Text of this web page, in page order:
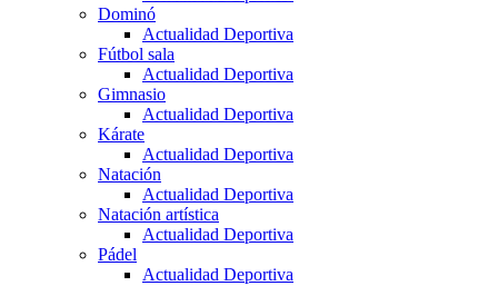
Dominó
Actualidad Deportiva
Fútbol sala
Actualidad Deportiva
Gimnasio
Actualidad Deportiva
Kárate
Actualidad Deportiva
Natación
Actualidad Deportiva
Natación artística
Actualidad Deportiva
Pádel
Actualidad Deportiva